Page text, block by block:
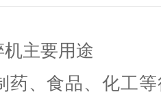
主要用途
药、食品、化工